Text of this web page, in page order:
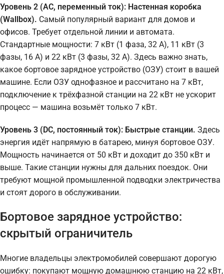
Уровень 2 (AC, переменный ток): Настенная коробка
(Wallbox). Самый популярный вариант для домов и
офисов. Требует отдельной линии и автомата.
Стандартные мощности: 7 кВт (1 фаза, 32 А), 11 кВт (3
фазы, 16 А) и 22 кВт (3 фазы, 32 А). Здесь важно знать,
какое бортовое зарядное устройство (ОЗУ) стоит в вашей
машине. Если ОЗУ однофазное и рассчитано на 7 кВт,
подключение к трёхфазной станции на 22 кВт не ускорит
процесс — машина возьмёт только 7 кВт.
Уровень 3 (DC, постоянный ток): Быстрые станции. Здесь
энергия идёт напрямую в батарею, минуя бортовое ОЗУ.
Мощность начинается от 50 кВт и доходит до 350 кВт и
выше. Такие станции нужны для дальних поездок. Они
требуют мощной промышленной подводки электричества
и стоят дорого в обслуживании.
Бортовое зарядное устройство:
скрытый ограничитель
Многие владельцы электромобилей совершают дорогую
ошибку: покупают мощную домашнюю станцию на 22 кВт,